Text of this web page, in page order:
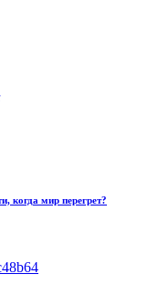
когда мир перегрет?